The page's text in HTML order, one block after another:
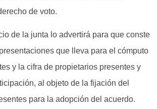
de voto.
de la junta lo advertirá para que conste
que lleva para el cómputo
y la cifra de propietarios presentes y
al objeto de la fijación del
para la adopción del acuerdo.